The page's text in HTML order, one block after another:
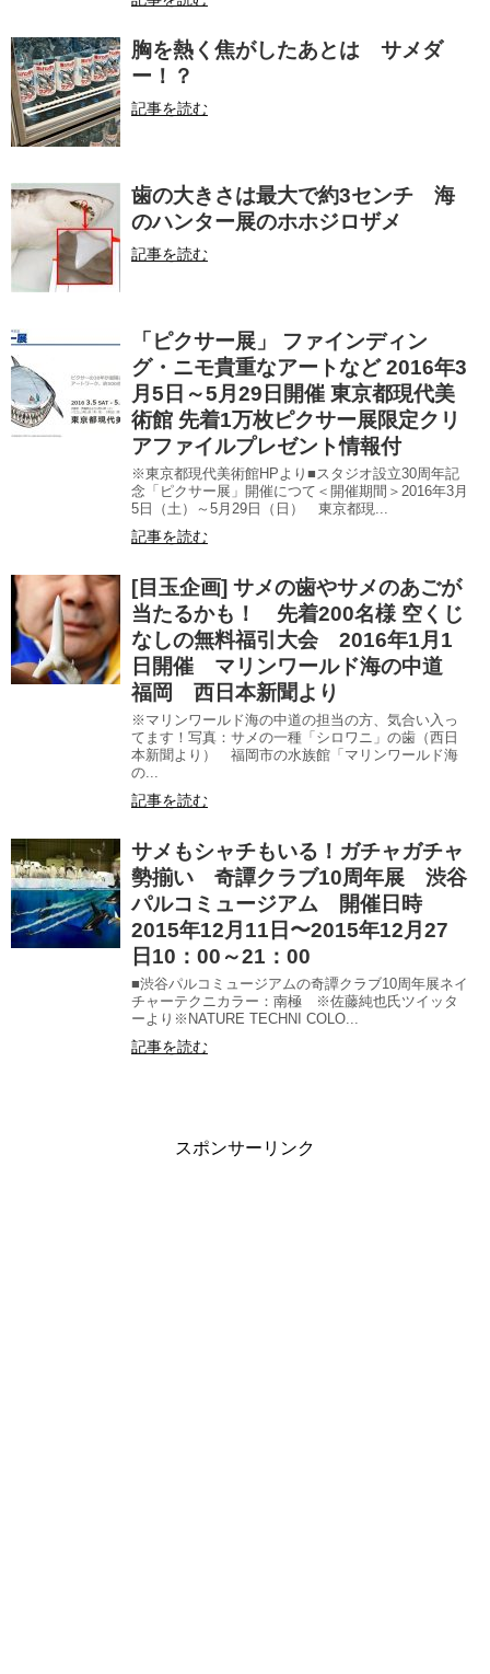
胸を熱く焦がしたあとは サメダ
ー！？
記事を読む
歯の大きさは最大で約3センチ 海
のハンター展のホホジロザメ
記事を読む
「ピクサー展」 ファインディン
グ・ニモ貴重なアートなど 2016年3
月5日～5月29日開催 東京都現代美
術館 先着1万枚ピクサー展限定クリ
アファイルプレゼント情報付
※東京都現代美術館HPより■スタジオ設立30周年記
念「ピクサー展」開催につて＜開催期間＞2016年3月
5日（土）～5月29日（日） 東京都現...
記事を読む
[目玉企画] サメの歯やサメのあごが
当たるかも！ 先着200名様 空くじ
なしの無料福引大会 2016年1月1
日開催 マリンワールド海の中道
福岡 西日本新聞より
※マリンワールド海の中道の担当の方、気合い入っ
てます！写真：サメの一種「シロワニ」の歯（西日
本新聞より） 福岡市の水族館「マリンワールド海
の...
記事を読む
サメもシャチもいる！ガチャガチャ
勢揃い 奇譚クラブ10周年展 渋谷
パルコミュージアム 開催日時
2015年12月11日〜2015年12月27
日10：00～21：00
■渋谷パルコミュージアムの奇譚クラブ10周年展ネイ
チャーテクニカラー：南極 ※佐藤純也氏ツイッタ
ーより※NATURE TECHNI COLO...
記事を読む
スポンサーリンク